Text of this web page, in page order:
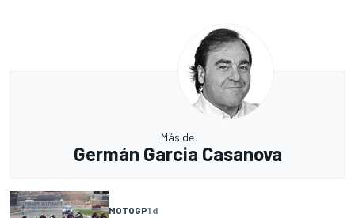
Más de
Germán Garcia Casanova
MOTOGP1 d